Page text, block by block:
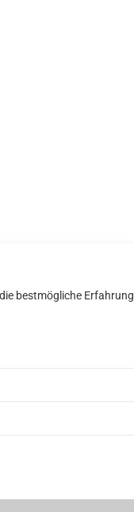
bestmögliche